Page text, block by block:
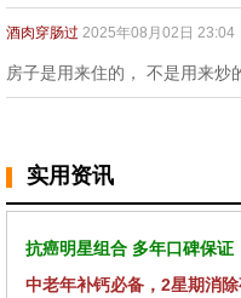
酒肉穿肠过 2025年08月02日 23:04
房子是用来住的， 不是用来炒
实用资讯
抗癌明星组合 多年口碑保
中老年补钙必备，2星期消